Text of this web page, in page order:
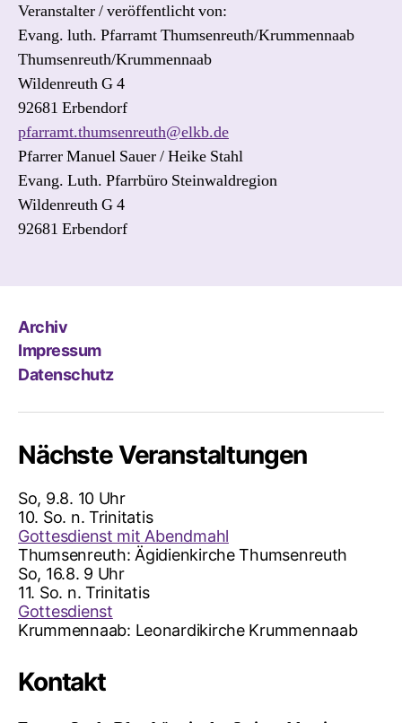
Veranstalter / veröffentlicht von:
Evang. luth. Pfarramt Thumsenreuth/Krummennaab
Thumsenreuth/Krummennaab
Wildenreuth G 4
92681 Erbendorf
pfarramt.thumsenreuth@elkb.de
Pfarrer Manuel Sauer / Heike Stahl
Evang. Luth. Pfarrbüro Steinwaldregion
Wildenreuth G 4
92681 Erbendorf
Archiv
Impressum
Datenschutz
Nächste Veranstaltungen
So, 9.8. 10 Uhr
10. So. n. Trinitatis
Gottesdienst mit Abendmahl
Thumsenreuth: Ägidienkirche Thumsenreuth
So, 16.8. 9 Uhr
11. So. n. Trinitatis
Gottesdienst
Krummennaab: Leonardikirche Krummennaab
Kontakt